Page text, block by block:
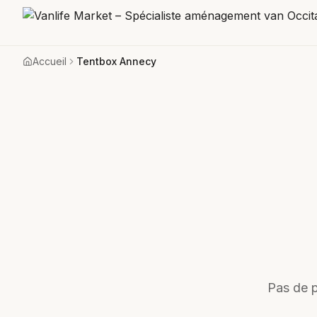
Accueil Tentbox Annecy
Pas de